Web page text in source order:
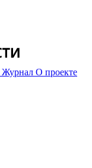
Журнал О проекте